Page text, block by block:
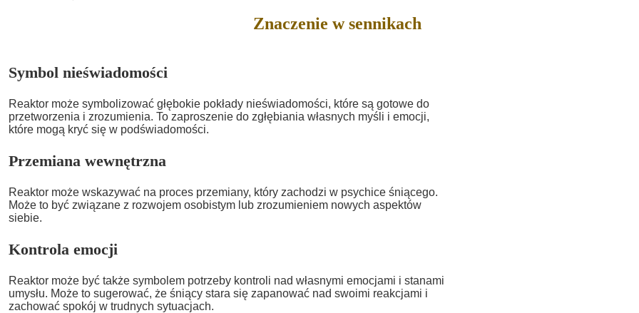
Znaczenie w sennikach
Symbol nieświadomości
Reaktor może symbolizować głębokie pokłady nieświadomości, które są gotowe do
przetworzenia i zrozumienia. To zaproszenie do zgłębiania własnych myśli i emocji,
które mogą kryć się w podświadomości.
Przemiana wewnętrzna
Reaktor może wskazywać na proces przemiany, który zachodzi w psychice śniącego.
Może to być związane z rozwojem osobistym lub zrozumieniem nowych aspektów
siebie.
Kontrola emocji
Reaktor może być także symbolem potrzeby kontroli nad własnymi emocjami i stanami
umysłu. Może to sugerować, że śniący stara się zapanować nad swoimi reakcjami i
zachować spokój w trudnych sytuacjach.